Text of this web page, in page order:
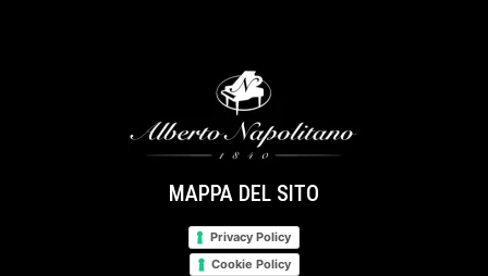
MAPPA DEL SITO
Privacy Policy
Cookie Policy